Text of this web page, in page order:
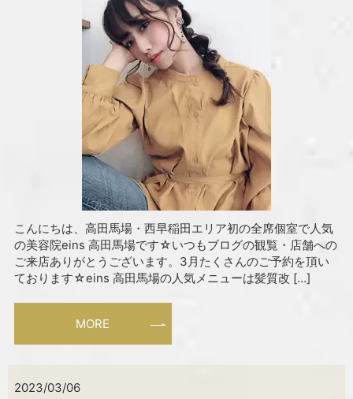
こんにちは、高田馬場・西早稲田エリア初の全席個室で人気
の美容院eins 高田馬場です☆いつもブログの観覧・店舗への
ご来店ありがとうございます。3月たくさんのご予約を頂い
ております☆eins 高田馬場の人気メニューは髪質改 […]
MORE
2023/03/06